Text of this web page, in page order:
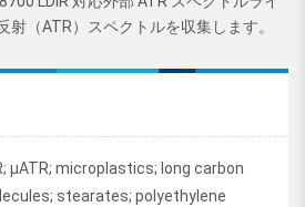
射（ATR）スペクトルを収集します。
µATR; microplastics; long carbon
stearates; polyethylene